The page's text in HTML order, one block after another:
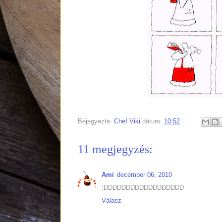
Bejegyezte: Chef Viki dátum: 10:52
11 megjegyzés:
Ami december 06, 2010
:DDDDDDDDDDDDDDDDDD
Válasz